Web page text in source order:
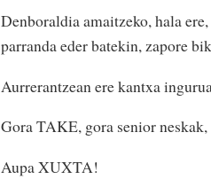
Denboraldia amaitzeko, hala
parranda eder batekin, zapore
Aurrerantzean ere kantxa
Gora TAKE, gora senior
Aupa XUXTA!